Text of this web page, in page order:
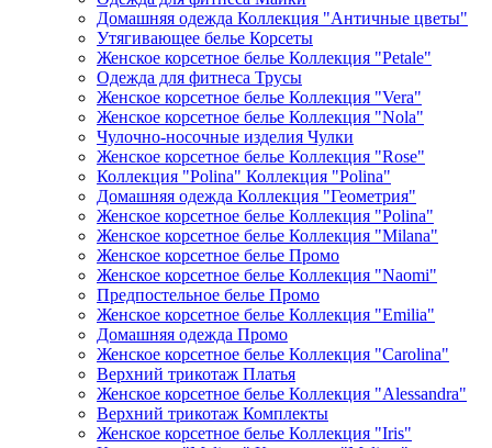
Домашняя одежда Коллекция "Античные цветы"
Утягивающее белье Корсеты
Женское корсетное белье Коллекция "Petale"
Одежда для фитнеса Трусы
Женское корсетное белье Коллекция "Vera"
Женское корсетное белье Коллекция "Nola"
Чулочно-носочные изделия Чулки
Женское корсетное белье Коллекция "Rose"
Коллекция "Polina" Коллекция "Polina"
Домашняя одежда Коллекция "Геометрия"
Женское корсетное белье Коллекция "Polina"
Женское корсетное белье Коллекция "Milana"
Женское корсетное белье Промо
Женское корсетное белье Коллекция "Naomi"
Предпостельное белье Промо
Женское корсетное белье Коллекция "Emilia"
Домашняя одежда Промо
Женское корсетное белье Коллекция "Carolina"
Верхний трикотаж Платья
Женское корсетное белье Коллекция "Alessandra"
Верхний трикотаж Комплекты
Женское корсетное белье Коллекция "Iris"